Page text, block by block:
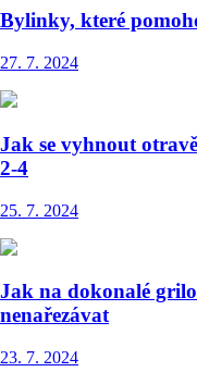
Bylinky, které
27. 7. 2024
Jak se vyhnout
2-4
25. 7. 2024
Jak na dokonalé
nenařezávat
23. 7. 2024